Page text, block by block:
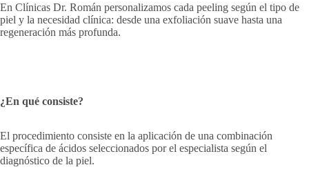
En Clínicas Dr. Román personalizamos cada peeling según el tipo de
piel y la necesidad clínica: desde una exfoliación suave hasta una
regeneración más profunda.
¿En qué consiste?
El procedimiento consiste en la aplicación de una combinación
específica de ácidos seleccionados por el especialista según el
diagnóstico de la piel.